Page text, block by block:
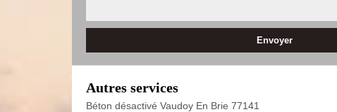
Autres services
Béton désactivé Vaudoy En Brie 77141